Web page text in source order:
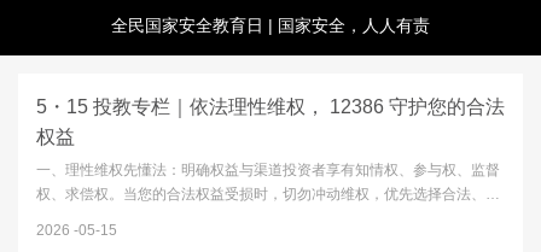
全民国家安全教育日 | 国家安全，人人有责
5・15 投教专栏｜依法理性维权， 12386 守护您的合法
权益
一、理性维权先懂法：明确权益与渠道投资者享有知情权、参与权、监督
权、求偿权。当您的合法权益受损时，切勿冲动维权，优先选择合法、正
2026 05-15